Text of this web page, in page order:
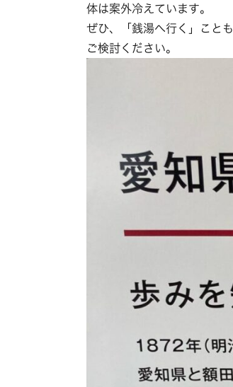
体は案外冷えています。
ぜひ、「銭湯へ行く」ことも
ご検討ください。